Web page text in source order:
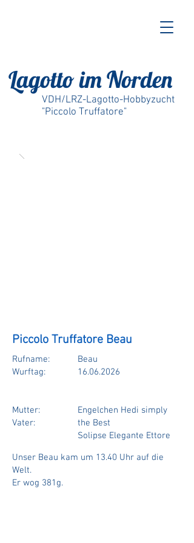
Lagotto im Norden
VDH/LRZ-Lagotto-Hobbyzucht
"Piccolo Truffatore"
Piccolo Truffatore Beau
Rufname:
Wurftag:
Mutter:
Vater:
Beau
16.06.2026
Engelchen Hedi simply
the Best
Solipse Elegante Ettore
Unser Beau kam um 13.40 Uhr auf die
Welt.
Er wog 381g.